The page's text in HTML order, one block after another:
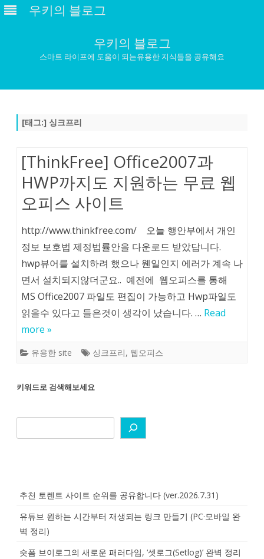
우키의 블로그
우키의 블로그
스마트 라이프에 도움이 되는유용한 지식들을 공유해요
[태그:] 싱크프리
[ThinkFree] Office2007과
HWP까지도 지원하는 무료 웹
오피스 사이트
http://www.thinkfree.com/ 오늘 행안부에서 개인
정보 보호법 제정법률안을 다운로드 받았답니다.
hwp뷰어를 설치하려 했으나 웬일인지 에러가 계속 나
면서 설치되지않더군요.. 예전에 웹오피스를 통해
MS Office2007 파일도 편집이 가능하고 Hwp파일도
읽을수 있다고 들은것이 생각이 났습니다. … Read
more »
유용한 site 싱크프리, 웹오피스
키워드로 검색해보세요
추천 토렌트 사이트 순위를 공유합니다 (ver.2026.7.31)
유튜브 원하는 시간부터 재생되는 링크 만들기 (PC·모바일 완
벽 정리)
숏폼 브이로그의 새로운 패러다임, ‘셋로그(Setlog)’ 완벽 정리